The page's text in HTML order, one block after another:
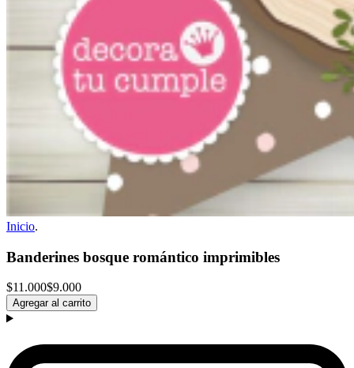
Inicio.
Banderines bosque romántico imprimibles
$11.000$9.000
Agregar al carrito